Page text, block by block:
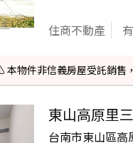
住商不動產 有
本物件非信義房屋受託銷售
東山高原里
台南市東山區高